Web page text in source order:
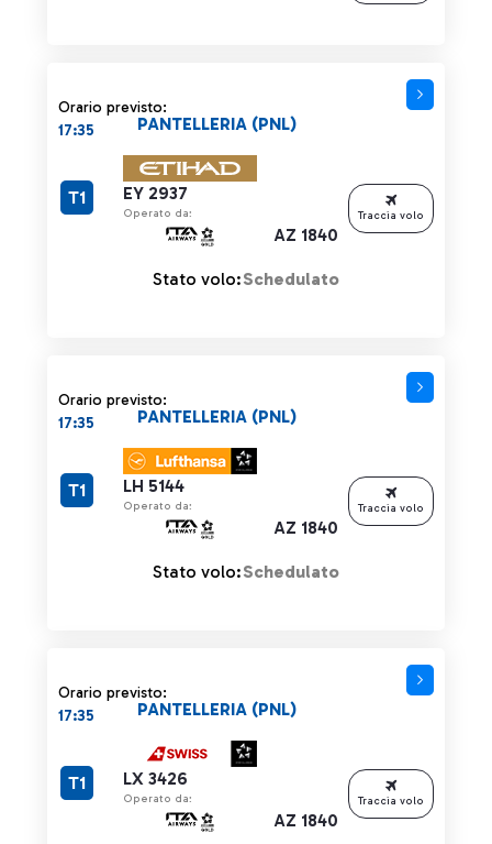
Orario previsto:
17:35
EY 2937
Operato da:
AZ 1840
PANTELLERIA (PNL)
T1
Stato volo:Schedulato
Traccia volo
Orario previsto:
17:35
LH 5144
Operato da:
AZ 1840
PANTELLERIA (PNL)
T1
Stato volo:Schedulato
Traccia volo
Orario previsto:
17:35
LX 3426
Operato da:
AZ 1840
PANTELLERIA (PNL)
T1
Traccia volo